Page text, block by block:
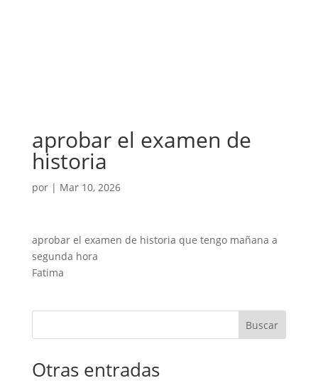
aprobar el examen de
historia
por | Mar 10, 2026
aprobar el examen de historia que tengo mañana a
segunda hora
Fatima
Buscar
Otras entradas